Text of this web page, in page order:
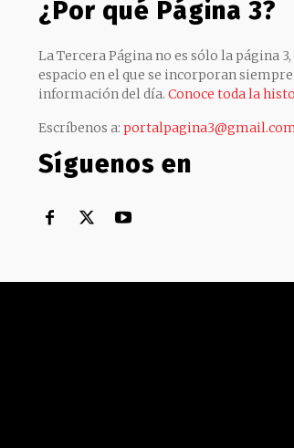
¿Por qué Página 3?
La Tercera Página no es sólo la página
espacio en el que se incorporan
información del día. Conoce toda la
Escríbenos a:
Síguenos en